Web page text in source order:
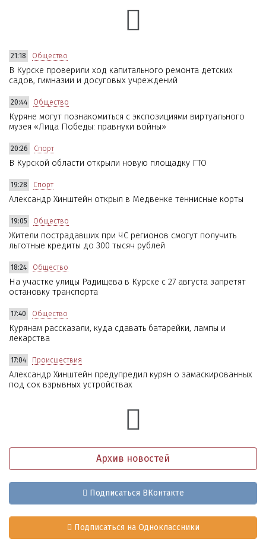
21:18 Общество
В Курске проверили ход капитального ремонта детских
садов, гимназии и досуговых учреждений
20:44 Общество
Куряне могут познакомиться с экспозициями виртуального
музея «Лица Победы: правнуки войны»
20:26 Спорт
В Курской области открыли новую площадку ГТО
19:28 Спорт
Александр Хинштейн открыл в Медвенке теннисные корты
19:05 Общество
Жители пострадавших при ЧС регионов смогут получить
льготные кредиты до 300 тысяч рублей
18:24 Общество
На участке улицы Радищева в Курске с 27 августа запретят
остановку транспорта
17:40 Общество
Курянам рассказали, куда сдавать батарейки, лампы и
лекарства
17:04 Происшествия
Александр Хинштейн предупредил курян о замаскированных
под сок взрывных устройствах
Архив новостей
Подписаться ВКонтакте
Подписаться на Одноклассники